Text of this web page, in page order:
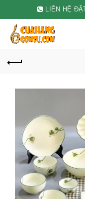
LIÊN HỆ